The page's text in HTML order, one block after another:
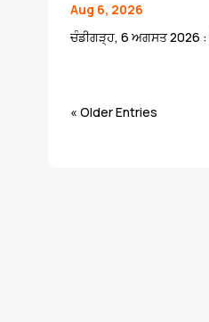
Aug 6, 2026
ਚੰਡੀਗੜ੍ਹ, 6 ਅਗਸਤ 2026 :
« Older Entries